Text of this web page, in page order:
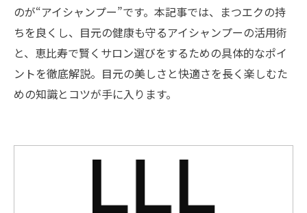
のが“アイシャンプー”です。本記事では、まつエクの持
ちを良くし、目元の健康も守るアイシャンプーの活用術
と、恵比寿で賢くサロン選びをするための具体的なポイ
ントを徹底解説。目元の美しさと快適さを長く楽しむた
めの知識とコツが手に入ります。